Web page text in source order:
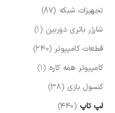
تجهیزات شبکه (87)
شارژر باتری دوربین (1)
قطعات کامپیوتر (240)
کامپیوتر همه کاره (1)
کنسول بازی (38)
لپ تاپ (440)